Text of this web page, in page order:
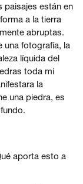
paisajes están en
a la tierra
abruptas.
una fotografía, la
líquida del
toda mi
la
una piedra, es
aporta esto a